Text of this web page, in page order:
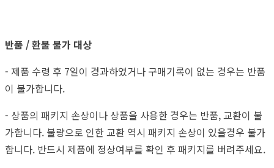
반품 / 환불 불가 대상
- 제품 수령 후 7일이 경과하였거나 구매기록이 없는 경우는 반품
이 불가합니다.
- 상품의 패키지 손상이나 상품을 사용한 경우는 반품, 교환이 불
가합니다. 불량으로 인한 교환 역시 패키지 손상이 있을경우 불가
합니다. 반드시 제품에 정상여부를 확인 후 패키지를 버려주세요.